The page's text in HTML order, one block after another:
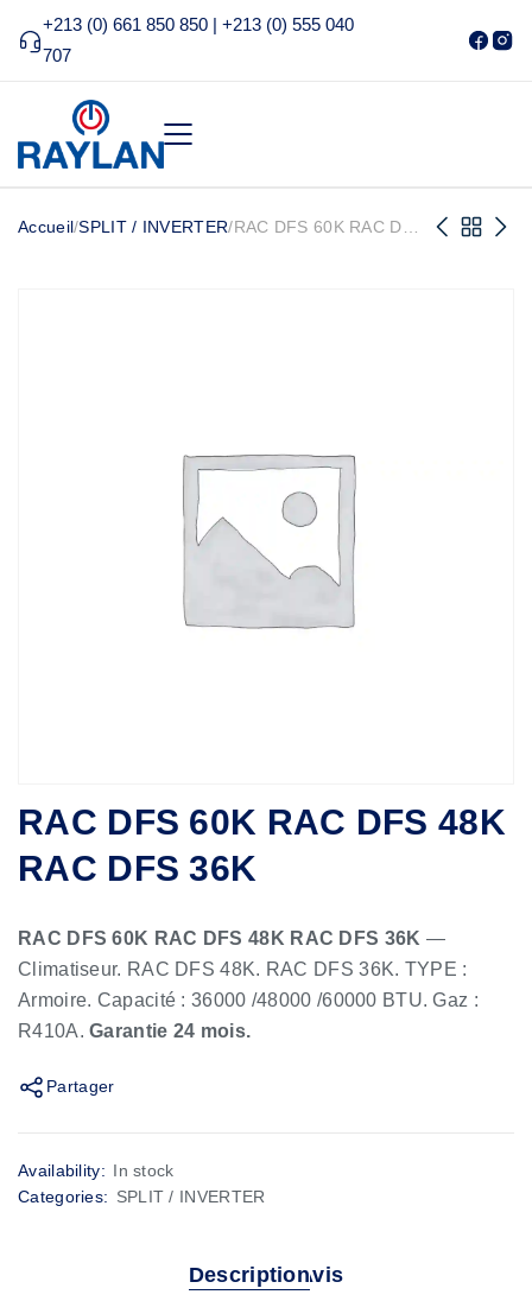
+213 (0) 661 850 850 | +213 (0) 555 040
707
Accueil/SPLIT / INVERTER/RAC DFS 60K RAC DFS
RAC DFS 60K RAC DFS 48K
RAC DFS 36K
RAC DFS 60K RAC DFS 48K RAC DFS 36K —
Climatiseur. RAC DFS 48K. RAC DFS 36K. TYPE :
Armoire. Capacité : 36000 /48000 /60000 BTU. Gaz :
R410A.Garantie 24 mois.
Partager
Availability: In stock
Categories: SPLIT / INVERTER
DescriptionAvis